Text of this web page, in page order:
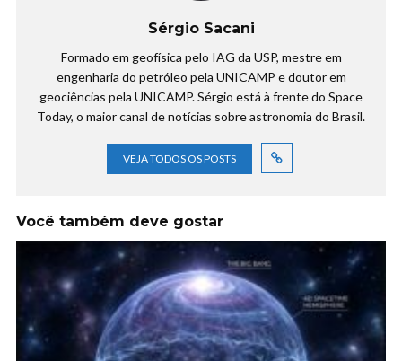
Sérgio Sacani
Formado em geofísica pelo IAG da USP, mestre em
engenharia do petróleo pela UNICAMP e doutor em
geociências pela UNICAMP. Sérgio está à frente do Space
Today, o maior canal de notícias sobre astronomia do Brasil.
VEJA TODOS OS POSTS
Você também deve gostar